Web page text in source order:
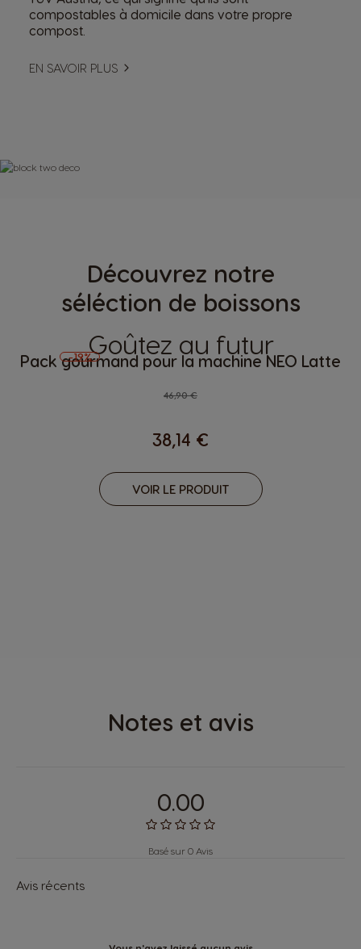
compostables à domicile dans votre propre
compost.
EN SAVOIR PLUS
Découvrez notre
séléction de boissons
Goûtez au futur
-19%
Pack gourmand pour la machine NEO Latte
Regular Price
46,90 €
38,14 €
VOIR LE PRODUIT
Notes et avis
0.00
Basé sur 0 Avis
Avis récents